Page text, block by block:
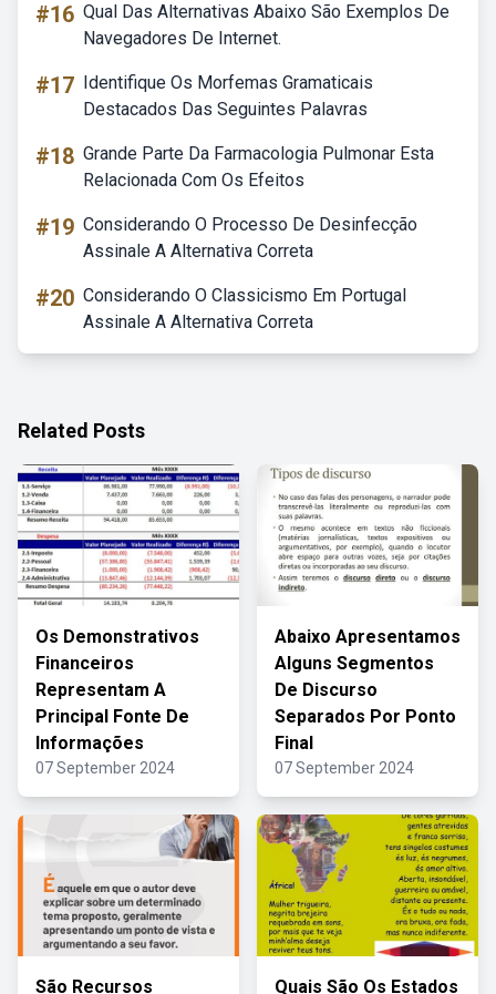
#16 Qual Das Alternativas Abaixo São Exemplos De
Navegadores De Internet.
#17 Identifique Os Morfemas Gramaticais
Destacados Das Seguintes Palavras
#18 Grande Parte Da Farmacologia Pulmonar Esta
Relacionada Com Os Efeitos
#19 Considerando O Processo De Desinfecção
Assinale A Alternativa Correta
#20 Considerando O Classicismo Em Portugal
Assinale A Alternativa Correta
Related Posts
Os Demonstrativos
Financeiros
Representam A
Principal Fonte De
Informações
07 September 2024
Abaixo Apresentamos
Alguns Segmentos
De Discurso
Separados Por Ponto
Final
07 September 2024
São Recursos Quais São Os Estados